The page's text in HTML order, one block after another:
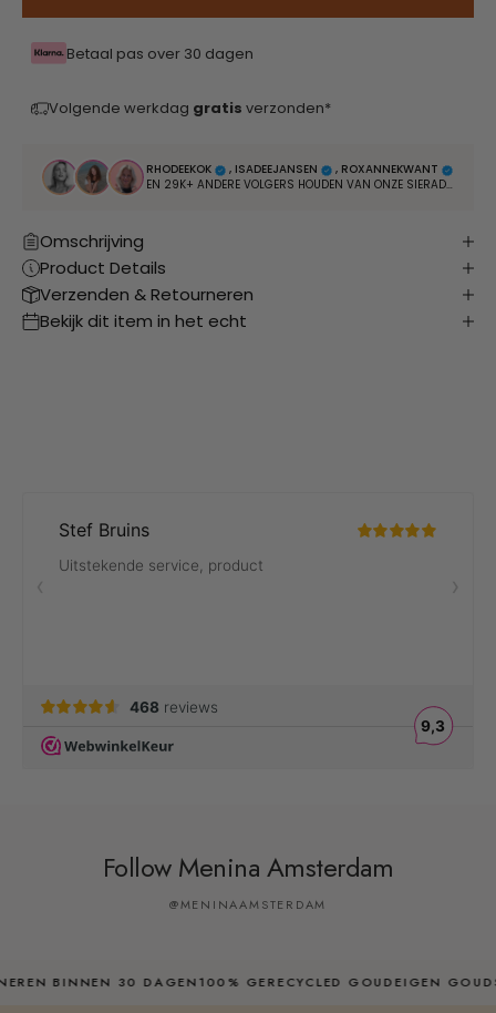
Betaal pas over 30 dagen
Volgende werkdag gratis verzonden*
RHODEEKOK , ISADEEJANSEN
, ROXANNEKWANT
EN 29K+ ANDERE VOLGERS HOUDEN VAN ONZE SIERADEN
Omschrijving
Product Details
Verzenden & Retourneren
Bekijk dit item in het echt
Follow Menina Amsterdam
@MENINAAMSTERDAM
BINNEN 30 DAGEN100% GERECYCLED GOUDEIGEN